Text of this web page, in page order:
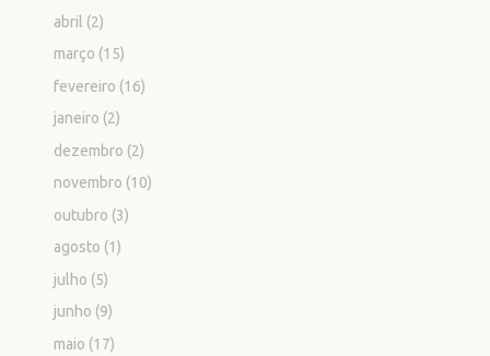
abril (2)
março (15)
fevereiro (16)
janeiro (2)
dezembro (2)
novembro (10)
outubro (3)
agosto (1)
julho (5)
junho (9)
maio (17)